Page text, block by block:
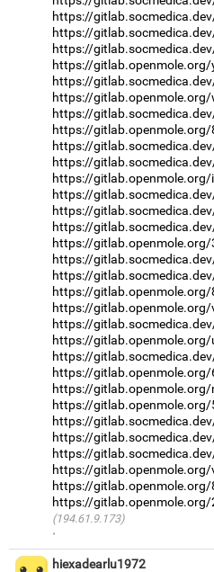
https://
https://
https://
https://
https://
https://
https://
https://
https://
https://
https://
https://
https://
https://
https://
https://
https://
https://
https://
https://
https://
https://
https://
https://
https://
https://
https://
https://
https://
https://
https://
(194.61.9.173)
·
hiexadearlu1972